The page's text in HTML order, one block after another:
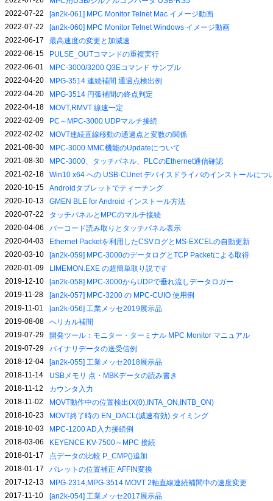
2022-07-22
[an2k-061] MPC Monitor Telnet Mac イメージ動画
2022-07-22
[an2k-060] MPC Monitor Telnet Windows イメージ動画
2022-06-17
最高速度の変更と加減速
2022-06-15
PULSE_OUTコマンドの重複実行
2022-06-01
MPC-3000/3200 Q3Eコマンド サンプル
2022-04-20
MPG-3514 連続補間 通過点検出例
2022-04-20
MPG-3514 円弧補間の終点判定
2022-04-18
MOVT,RMVT 線速一定
2022-02-09
PC～MPC-3000 UDPマルチ接続
2022-02-02
MOVT連続直線移動の通過点と変数の関係
2021-08-30
MPC-3000 MMC機能のUpdateについて
2021-08-30
MPC-3000、タッチパネル、PLCのEthernet通信確認
2021-02-18
Win10 x64 への USB-CUnet デバイスドライバのインストールにつ
2020-10-15
Androidタブレットでティーチング
2020-10-13
GMEN BLE for Android インストール方法
2020-07-22
タッチパネルとMPCのマルチ接続
2020-04-06
バーコード読み取りとタッチパネル表示
2020-04-03
Ethernet Packetを利用したCSVログとMS-EXCELの自動更新
2020-03-10
[an2k-059] MPC-3000のデータログとTCP Packetによる取得
2020-01-09
LIMEMON.EXE の超簡単取り説です
2019-12-10
[an2k-058] MPC-3000からUDPで垂れ流しデータロガー
2019-11-28
[an2k-057] MPC-3200 の MPC-CUIO 使用例
2019-11-01
[an2k-056] 工業メッセ2019展示品
2019-08-08
ヘリカル補間
2019-07-29
開発ツール：モニター・ターミナル MPC Monitor マニュアル
2019-07-29
バイナリデータの送受信例
2018-12-04
[an2k-055] 工業メッセ2018展示品
2018-11-14
USBメモリ 点・MBKデータの読み書き
2018-11-12
カウンタ入力
2018-11-02
MOVT動作中の位置検出(X(0),INTA_ON,INTB_ON)
2018-10-23
MOVT終了時の EN_DACL(減速有効) タイミング
2018-10-03
MPC-1200 AD入力接続例
2018-03-06
KEYENCE KV-7500～MPC 接続
2018-01-17
点データの比較 P_CMP()追加
2018-01-17
パレットの位置補正 AFFIN変換
2017-12-13
MPG-2314,MPG-3514 MOVT 2軸直線連続補間中の速度変更
2017-11-10
[an2k-054] 工業メッセ2017展示品